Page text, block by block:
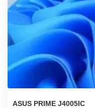
ASUS PRIME J4005IC